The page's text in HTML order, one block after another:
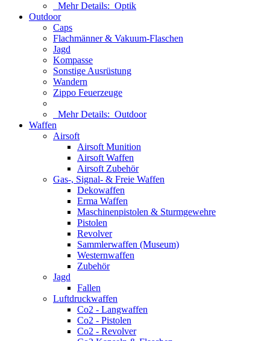
Mehr Details: Optik
Outdoor
Caps
Flachmänner & Vakuum-Flaschen
Jagd
Kompasse
Sonstige Ausrüstung
Wandern
Zippo Feuerzeuge
Mehr Details: Outdoor
Waffen
Airsoft
Airsoft Munition
Airsoft Waffen
Airsoft Zubehör
Gas-, Signal- & Freie Waffen
Dekowaffen
Erma Waffen
Maschinenpistolen & Sturmgewehre
Pistolen
Revolver
Sammlerwaffen (Museum)
Westernwaffen
Zubehör
Jagd
Fallen
Luftdruckwaffen
Co2 - Langwaffen
Co2 - Pistolen
Co2 - Revolver